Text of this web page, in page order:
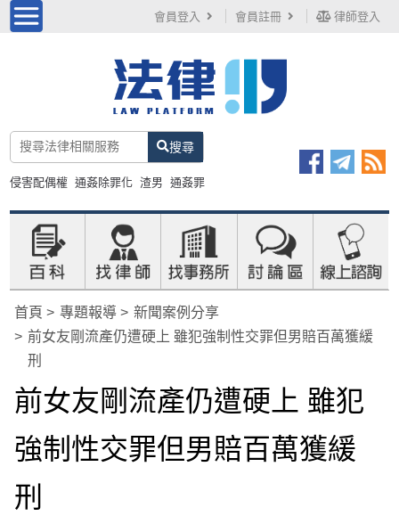
會員登入 會員註冊 律師登入
搜尋
侵害配偶權 通姦除罪化 渣男 通姦罪
首頁 專題報導
新聞案例分享
前女友剛流產仍遭硬上 雖犯強制性交罪但男賠百萬獲緩
刑
前女友剛流產仍遭硬上 雖犯
強制性交罪但男賠百萬獲緩
刑